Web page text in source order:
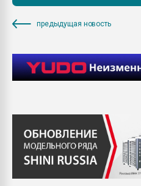
предыдущая новость